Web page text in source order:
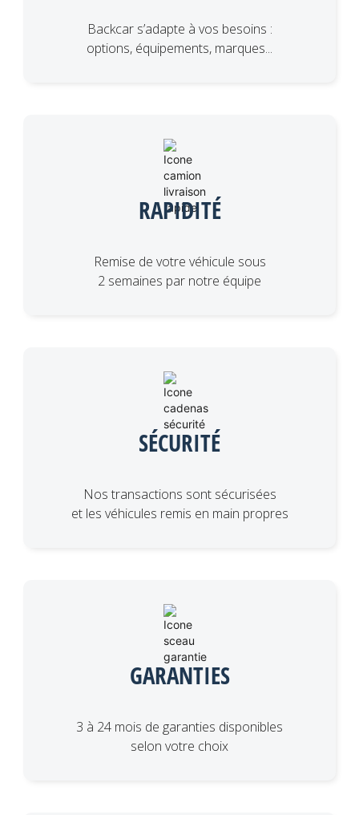
Backcar s’adapte à vos besoins :
options, équipements, marques...
RAPIDITÉ
Remise de votre véhicule sous
2 semaines par notre équipe
SÉCURITÉ
Nos transactions sont sécurisées
et les véhicules remis en main propres
GARANTIES
3 à 24 mois de garanties disponibles
selon votre choix